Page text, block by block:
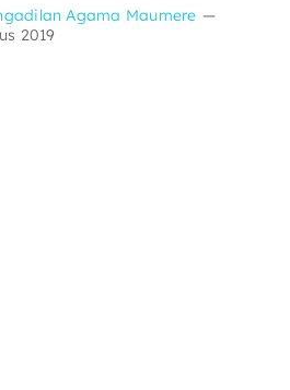
Agama Maumere —
2019